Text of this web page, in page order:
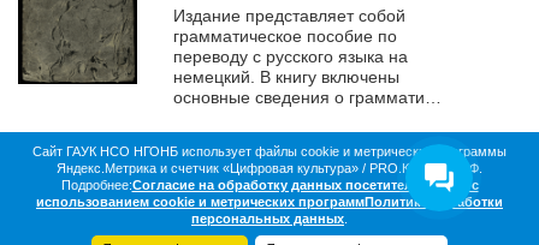
Издание представляет собой
грамматическое пособие по
переводу с русского языка на
немецкий. В книгу включены
основные сведения о грамматике
неправильных глаголов с
указанием и...
О библиотеке Коллекции
Цифровая жизнь
Документы в оцифровке
Статистика
Контакты
Партнёры
Сайт ГАУК НСО НГОНБ использует файлы cookie и метрические программы
Яндекс.Метрика и счетчик «Цифровая культура» / PRO.Культура.РФ.
Подробнее:Согласие на обработку данных посетителей сайта с
использованием cookie и метрических программПолитика обработки
персональных данных